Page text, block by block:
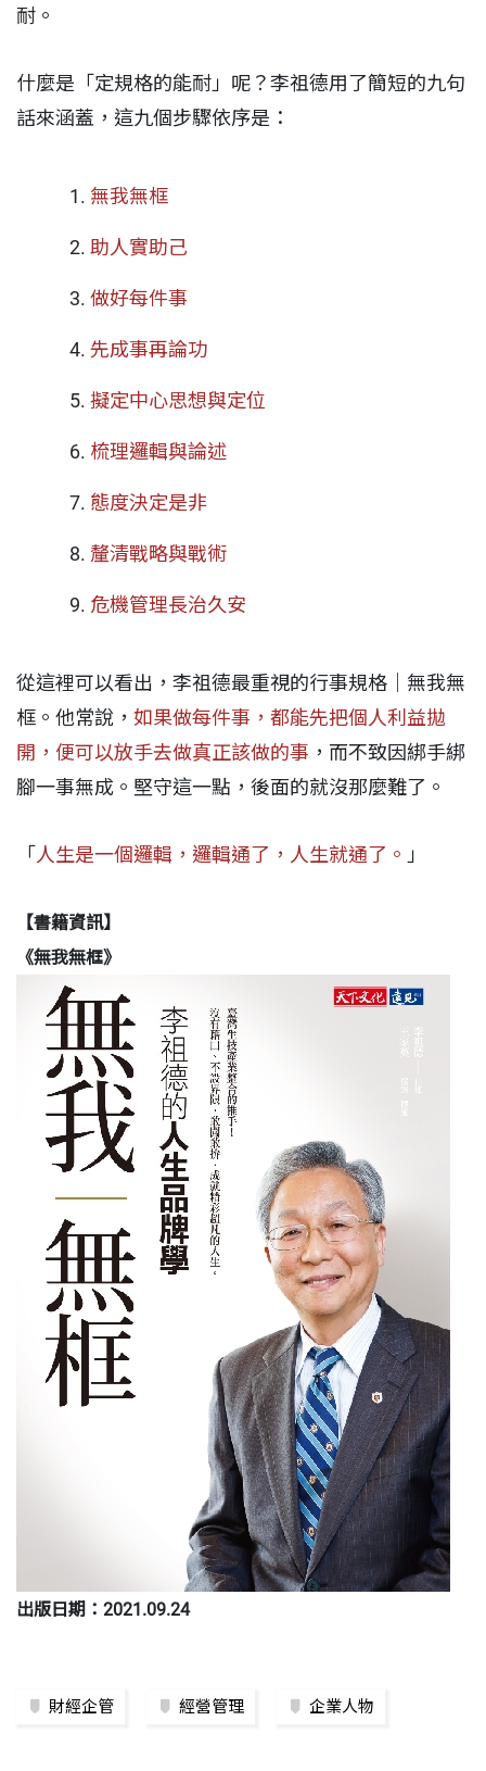
耐。
什麼是「定規格的能耐」呢？李祖德用了簡短的九句
話來涵蓋，這九個步驟依序是：
無我無框
助人實助己
做好每件事
先成事再論功
擬定中心思想與定位
梳理邏輯與論述
態度決定是非
釐清戰略與戰術
危機管理長治久安
從這裡可以看出，李祖德最重視的行事規格｜無我無
框。他常說， 如果做每件事，都能先把個人利益拋
開，便可以放手去做真正該做的事 ，而不致因綁手綁
腳一事無成。堅守這一點，後面的就沒那麼難了。
「人生是一個邏輯，邏輯通了，人生就通了。 」
【書籍資訊】
《無我無框》
出版日期：2021.09.24
財經企管 經營管理 企業人物